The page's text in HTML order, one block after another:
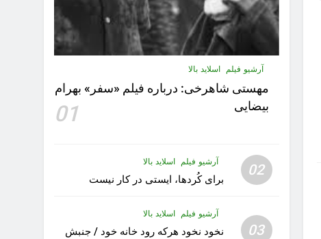
آرشیو فیلم اسلاید بالا
مهستى شاهرخى:‌ درباره فيلم «سفر» بهرام
بیضایی
01
02 آرشیو فیلم اسلاید بالا
برای کُردها، ایستی در کار نیست
03
آرشیو فیلم اسلاید بالا
نخود نخود هرکه رود خانه خود / جنبش